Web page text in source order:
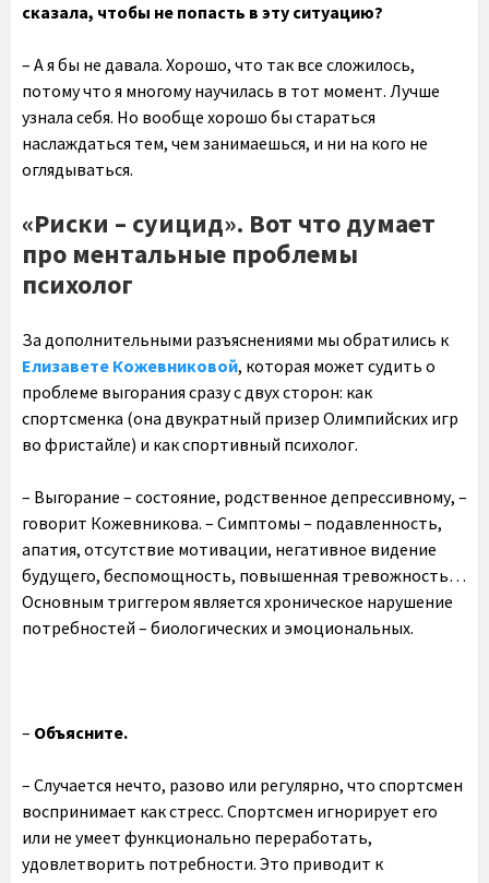
сказала, чтобы не попасть в эту ситуацию?
– А я бы не давала. Хорошо, что так все сложилось,
потому что я многому научилась в тот момент. Лучше
узнала себя. Но вообще хорошо бы стараться
наслаждаться тем, чем занимаешься, и ни на кого не
оглядываться.
«Риски – суицид». Вот что думает
про ментальные проблемы
психолог
За дополнительными разъяснениями мы обратились к
Елизавете Кожевниковой, которая может судить о
проблеме выгорания сразу с двух сторон: как
спортсменка (она двукратный призер Олимпийских игр
во фристайле) и как спортивный психолог.
– Выгорание – состояние, родственное депрессивному, –
говорит Кожевникова. – Симптомы – подавленность,
апатия, отсутствие мотивации, негативное видение
будущего, беспомощность, повышенная тревожность…
Основным триггером является хроническое нарушение
потребностей – биологических и эмоциональных.
– Объясните.
– Случается нечто, разово или регулярно, что спортсмен
воспринимает как стресс. Спортсмен игнорирует его
или не умеет функционально переработать,
удовлетворить потребности. Это приводит к